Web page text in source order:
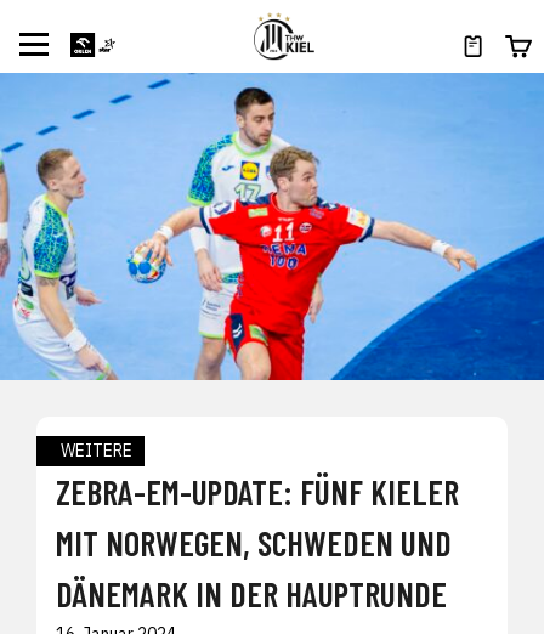
WEITERE
ZEBRA-EM-UPDATE: FÜNF KIELER
MIT NORWEGEN, SCHWEDEN UND
DÄNEMARK IN DER HAUPTRUNDE